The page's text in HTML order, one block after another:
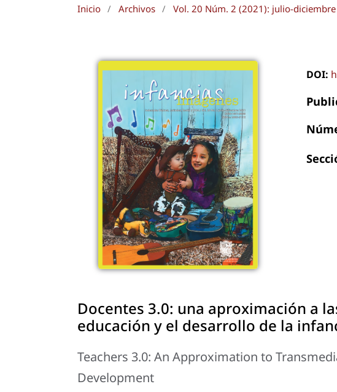
Inicio / Archivos / Vol. 20 Núm. 2 (2021): julio-diciembre
DOI:
Docentes 3.0: una aproximación a
educación y el desarrollo de la
Teachers 3.0: An Approximation to
Development